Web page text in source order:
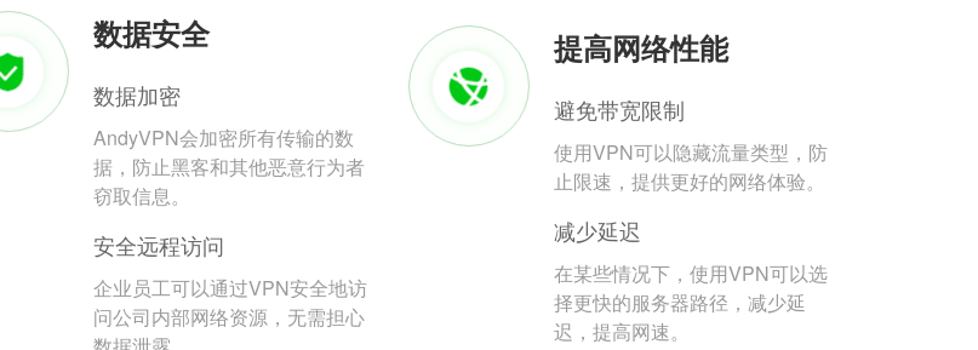
数据安全
数据加密
AndyVPN会加密所有传输的数
据，防止黑客和其他恶意行为者
窃取信息。
安全远程访问
企业员工可以通过VPN安全地访
问公司内部网络资源，无需担心
提高网络性能
避免带宽限制
使用VPN可以隐藏流量类型，防
止限速，提供更好的网络体验。
减少延迟
在某些情况下，使用VPN可以选
择更快的服务器路径，减少延
迟，提高网速。